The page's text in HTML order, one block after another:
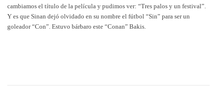
cambiamos el título de la película y pudimos ver: “Tres palos y un festival”.
Y es que Sinan dejó olvidado en su nombre el fútbol “Sin” para ser un
goleador “Con”. Estuvo bárbaro este “Conan” Bakis.